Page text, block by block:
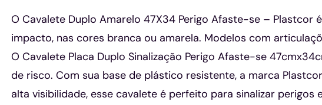
O Cavalete Duplo Amarelo 47X34 Perigo Afaste-se – Plastcor
impacto, nas cores branca ou amarela. Modelos com
O Cavalete Placa Duplo Sinalização Perigo Afaste-se
de risco. Com sua base de plástico resistente, a marca
alta visibilidade, esse cavalete é perfeito para sinalizar